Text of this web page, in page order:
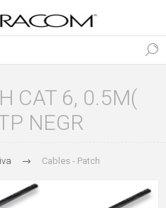
CAT 6, 0.5M(
NEGR
Cables - Patch